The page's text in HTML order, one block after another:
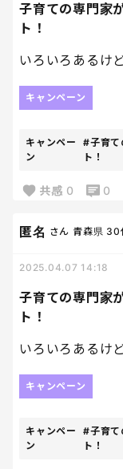
子育ての専門家
ト！
いろいろあるけ
キャンペーン
キャンペー
ン
#子育て
ト！
共感 0 0
子育ての専門家
ト！
匿名 さん 青森県 30
2025.04.07 14:18
いろいろあるけ
キャンペーン
キャンペー
ン
#子育て
ト！